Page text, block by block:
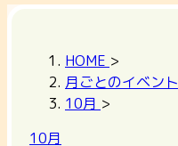
HOME >
月ごとのイベント
10月 >
10月